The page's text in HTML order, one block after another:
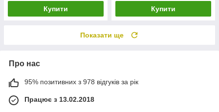
Купити Купити
Показати ще
Про нас
95% позитивних з 978 відгуків за рік
Працює з 13.02.2018